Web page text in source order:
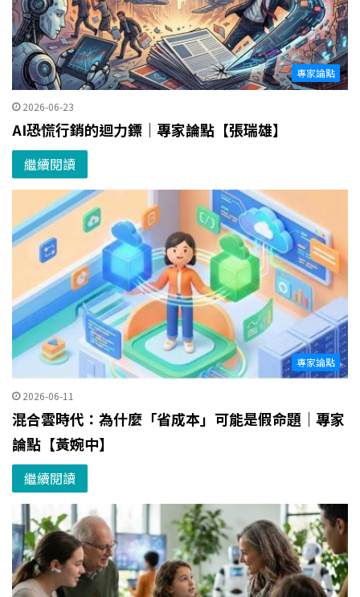
專家論點
2026-06-23
AI恐慌行銷的迴力鏢｜專家論點【張瑞雄】
繼續閱讀
專家論點
2026-06-11
混合雲時代：為什麼「省成本」可能是假命題｜專家
論點【黃婉中】
繼續閱讀